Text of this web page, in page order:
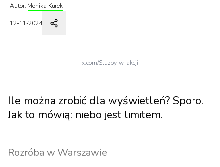
Autor: Monika Kurek
12-11-2024
x.com/Sluzby_w_akcji
Ile można zrobić dla wyświetleń? Sporo.
Jak to mówią: niebo jest limitem.
Rozróba w Warszawie